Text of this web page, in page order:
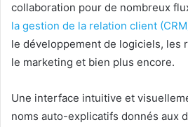
collaboration pour de nombreux
la gestion de la relation client
le développement de logiciels, les
le marketing et bien plus encore.
Une interface intuitive et
noms auto-explicatifs donnés aux